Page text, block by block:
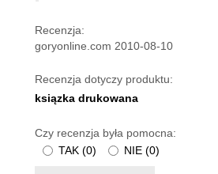
Recenzja:
goryonline.com 2010-08-10
Recenzja dotyczy produktu:
ksiązka drukowana
Czy recenzja była pomocna:
TAK (0) NIE (0)